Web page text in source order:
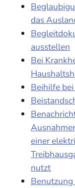
das
ausstellen
Bei
Beihilfe
einer
nutzt